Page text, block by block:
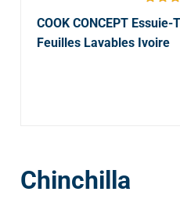
COOK CONCEPT
Feuilles Lavables Ivoire
Chinchilla